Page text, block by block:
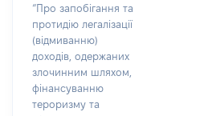
“Про запобігання та
протидію легалізації
(відмиванню)
доходів, одержаних
злочинним шляхом,
фінансуванню
тероризму та